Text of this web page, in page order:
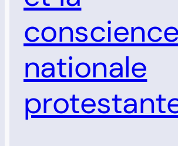
conscience
nationale